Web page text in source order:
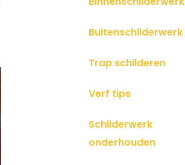
Buitenschilderwerk
Trap schilderen
Verf tips
Schilderwerk
onderhouden